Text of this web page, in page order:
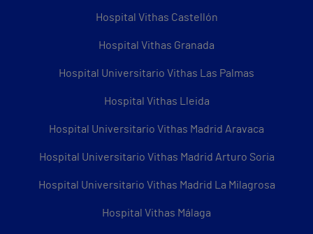
Hospital Vithas Castellón
Hospital Vithas Granada
Hospital Universitario Vithas Las Palmas
Hospital Vithas Lleida
Hospital Universitario Vithas Madrid Aravaca
Hospital Universitario Vithas Madrid Arturo Soria
Hospital Universitario Vithas Madrid La Milagrosa
Hospital Vithas Málaga